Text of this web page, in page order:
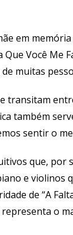
em
Você Me
muitas
transitam
também
sentir o
que, por
e violinos
de “A
o